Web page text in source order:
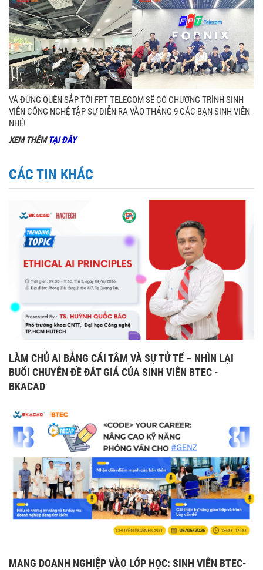
VÀ ĐỪNG QUÊN SẮP TỚI FPT TELECOM SẼ CÓ CHƯƠNG TRÌNH SINH
VIÊN CÔNG NGHỆ TẬP SỰ DIỄN RA VÀO THÁNG 9 CÁC BẠN SINH VIÊN
NHÉ!
XEM THÊMTẠI ĐÂY
CÁC TIN KHÁC
LÀM CHỦ AI BẰNG CÁI TÂM VÀ SỰ TỬ TẾ – NHÌN LẠI
BUỔI CHUYÊN ĐỀ ĐẮT GIÁ CỦA SINH VIÊN BTEC -
BKACAD
MANG DOANH NGHIỆP VÀO LỚP HỌC: SINH VIÊN BTEC-